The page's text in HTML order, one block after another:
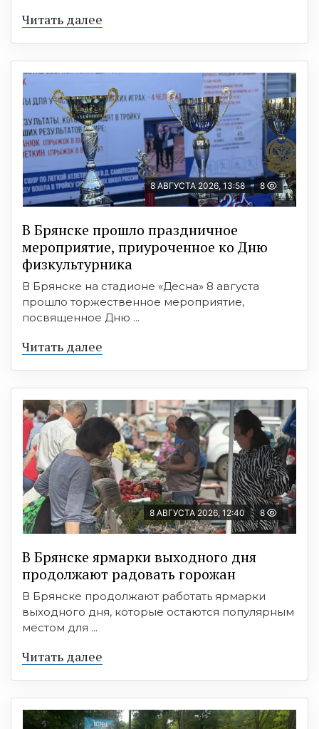
Читать далее
8 АВГУСТА 2026, 13:58 8
В Брянске прошло праздничное
мероприятие, приуроченное ко Дню
физкультурника
В Брянске на стадионе «Десна» 8 августа
прошло торжественное мероприятие,
посвященное Дню ...
Читать далее
8 АВГУСТА 2026, 12:40 8
В Брянске ярмарки выходного дня
продолжают радовать горожан
В Брянске продолжают работать ярмарки
выходного дня, которые остаются популярным
местом для ...
Читать далее